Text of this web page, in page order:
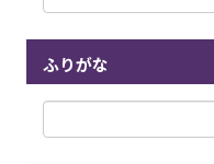
ふりがな